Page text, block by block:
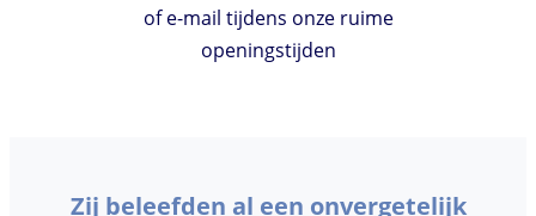
of e-mail tijdens onze ruime
openingstijden
Zij beleefden al een onvergetelijk